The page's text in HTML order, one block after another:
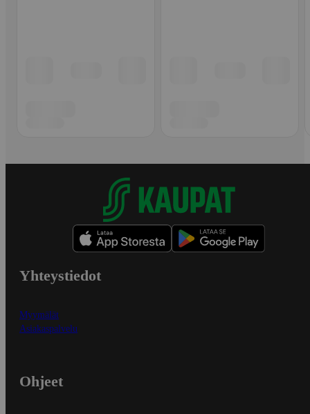
Yhteystiedot
Myymälät
Asiakaspalvelu
Ohjeet